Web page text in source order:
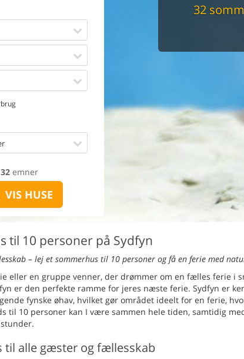
32 emner
VIS HUSE
Aircondition
Ladestander til elbil
32
til 10 personer på Sydfyn
– lej et sommerhus til 10 personer og få en ferie med
eller en gruppe venner, der drømmer om en fælles ferie i
er den perfekte ramme for jeres næste ferie. Sydfyn er
fynske øhav, hvilket gør området ideelt for en ferie,
til 10 personer kan I være sammen hele tiden, samtidig
til alle gæster og fællesskab